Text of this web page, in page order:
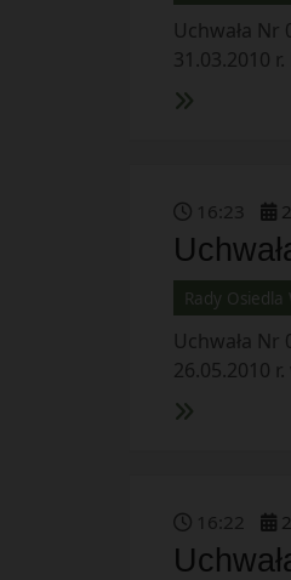
Uchwała Nr
31.03.2010
16 23
Rady Osiedla
Uchwała Nr
26.05.2010
16 22